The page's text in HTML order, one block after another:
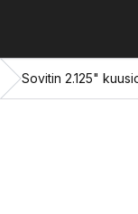
Sovitin 2.125"